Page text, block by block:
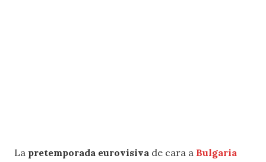
La pretemporada eurovisiva de cara a Bulgaria